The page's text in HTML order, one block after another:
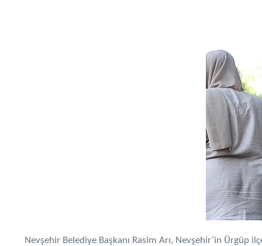
Nevşehir Belediye Başkanı Rasim Arı, Nevşehir’in Ürgüp